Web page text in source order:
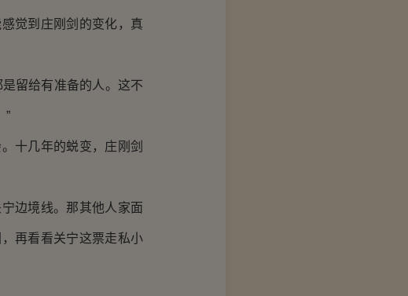
觉到庄刚剑的变化，真
留给有准备的人。这不
”
十几年的蜕变，庄刚剑
边境线。那其他人家面
再看看关宁这票走私小